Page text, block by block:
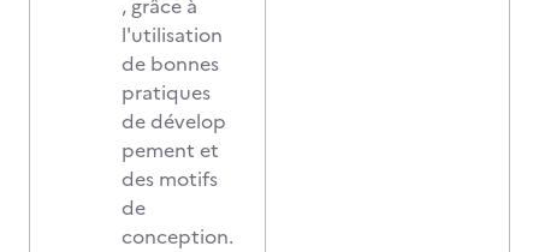
, grâce à
l'utilisation
de bonnes
pratiques
de dévelop
pement et
des motifs
de
conception.